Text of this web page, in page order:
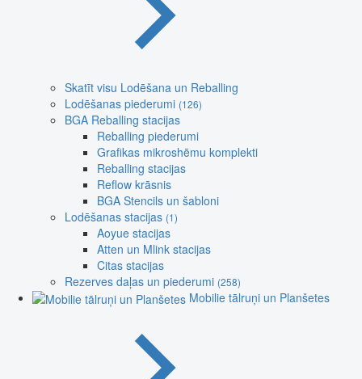
Skatīt visu Lodēšana un Reballing
Lodēšanas piederumi (126)
BGA Reballing stacijas
Reballing piederumi
Grafikas mikroshēmu komplekti
Reballing stacijas
Reflow krāsnis
BGA Stencils un šabloni
Lodēšanas stacijas (1)
Aoyue stacijas
Atten un Mlink stacijas
Citas stacijas
Rezerves daļas un piederumi (258)
Mobilie tālruņi un Planšetes